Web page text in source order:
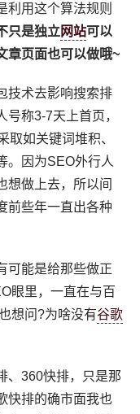
利用这个算法规则
只是独立网站可以
章页面也可以做哦~
技术去影响搜索排
称3-7天上首页，
取如关键词堆积、
。因为SEO外行人
想做上去，所以间
前些年一直出各种
可能是给那些做正
眼里，一直在与百
想问?为啥没有谷歌
、360快排，只是那
快排的确市面我也